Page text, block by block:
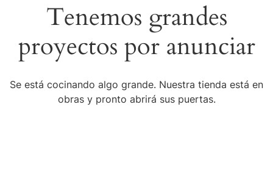
Tenemos grandes
proyectos por anunciar
Se está cocinando algo grande. Nuestra tienda está en
obras y pronto abrirá sus puertas.